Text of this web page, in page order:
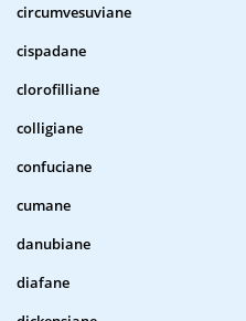
circumvesuviane
cispadane
clorofilliane
colligiane
confuciane
cumane
danubiane
diafane